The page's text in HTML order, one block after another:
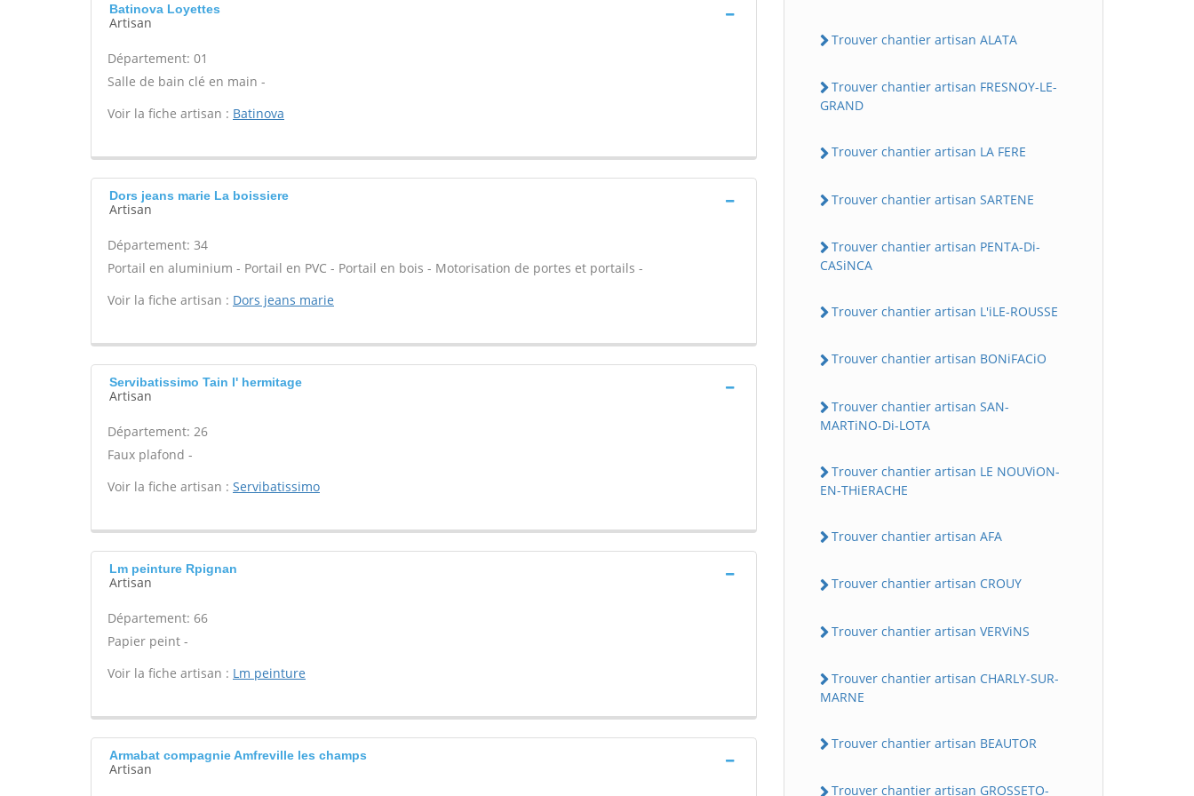
Batinova Loyettes
Artisan
Département: 01
Salle de bain clé en main -
Voir la fiche artisan : Batinova
Dors jeans marie La boissiere
Artisan
Département: 34
Portail en aluminium - Portail en PVC - Portail en bois - Motorisation de portes et portails -
Voir la fiche artisan : Dors jeans marie
Servibatissimo Tain l' hermitage
Artisan
Département: 26
Faux plafond -
Voir la fiche artisan : Servibatissimo
Lm peinture Rpignan
Artisan
Département: 66
Papier peint -
Voir la fiche artisan : Lm peinture
Armabat compagnie Amfreville les champs
Artisan
Trouver chantier artisan ALATA
Trouver chantier artisan FRESNOY-LE-
GRAND
Trouver chantier artisan LA FERE
Trouver chantier artisan SARTENE
Trouver chantier artisan PENTA-Di-
CASiNCA
Trouver chantier artisan L'iLE-ROUSSE
Trouver chantier artisan BONiFACiO
Trouver chantier artisan SAN-
MARTiNO-Di-LOTA
Trouver chantier artisan LE NOUViON-
EN-THiERACHE
Trouver chantier artisan AFA
Trouver chantier artisan CROUY
Trouver chantier artisan VERViNS
Trouver chantier artisan CHARLY-SUR-
MARNE
Trouver chantier artisan BEAUTOR
Trouver chantier artisan GROSSETO-